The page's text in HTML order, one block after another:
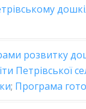
розвитку
Петрівської
; Програма